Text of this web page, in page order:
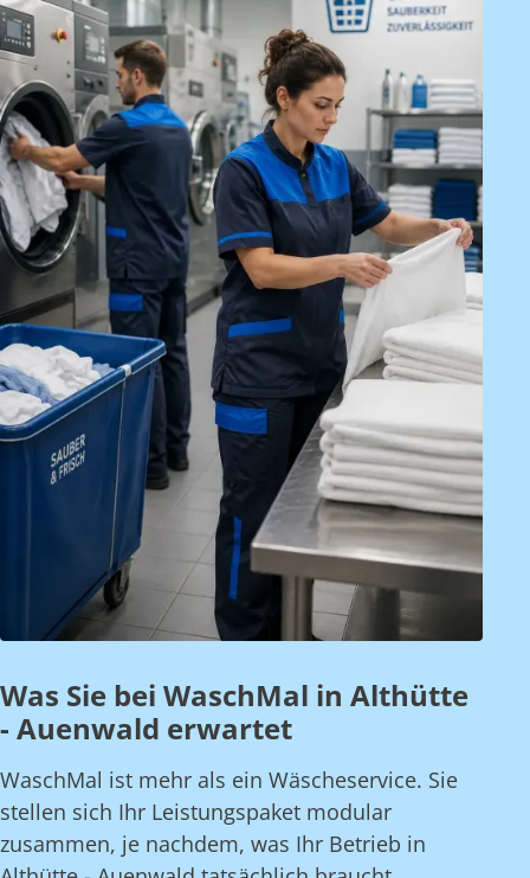
Was Sie bei WaschMal in Althütte
- Auenwald erwartet
WaschMal ist mehr als ein Wäscheservice. Sie
stellen sich Ihr Leistungspaket modular
zusammen, je nachdem, was Ihr Betrieb in